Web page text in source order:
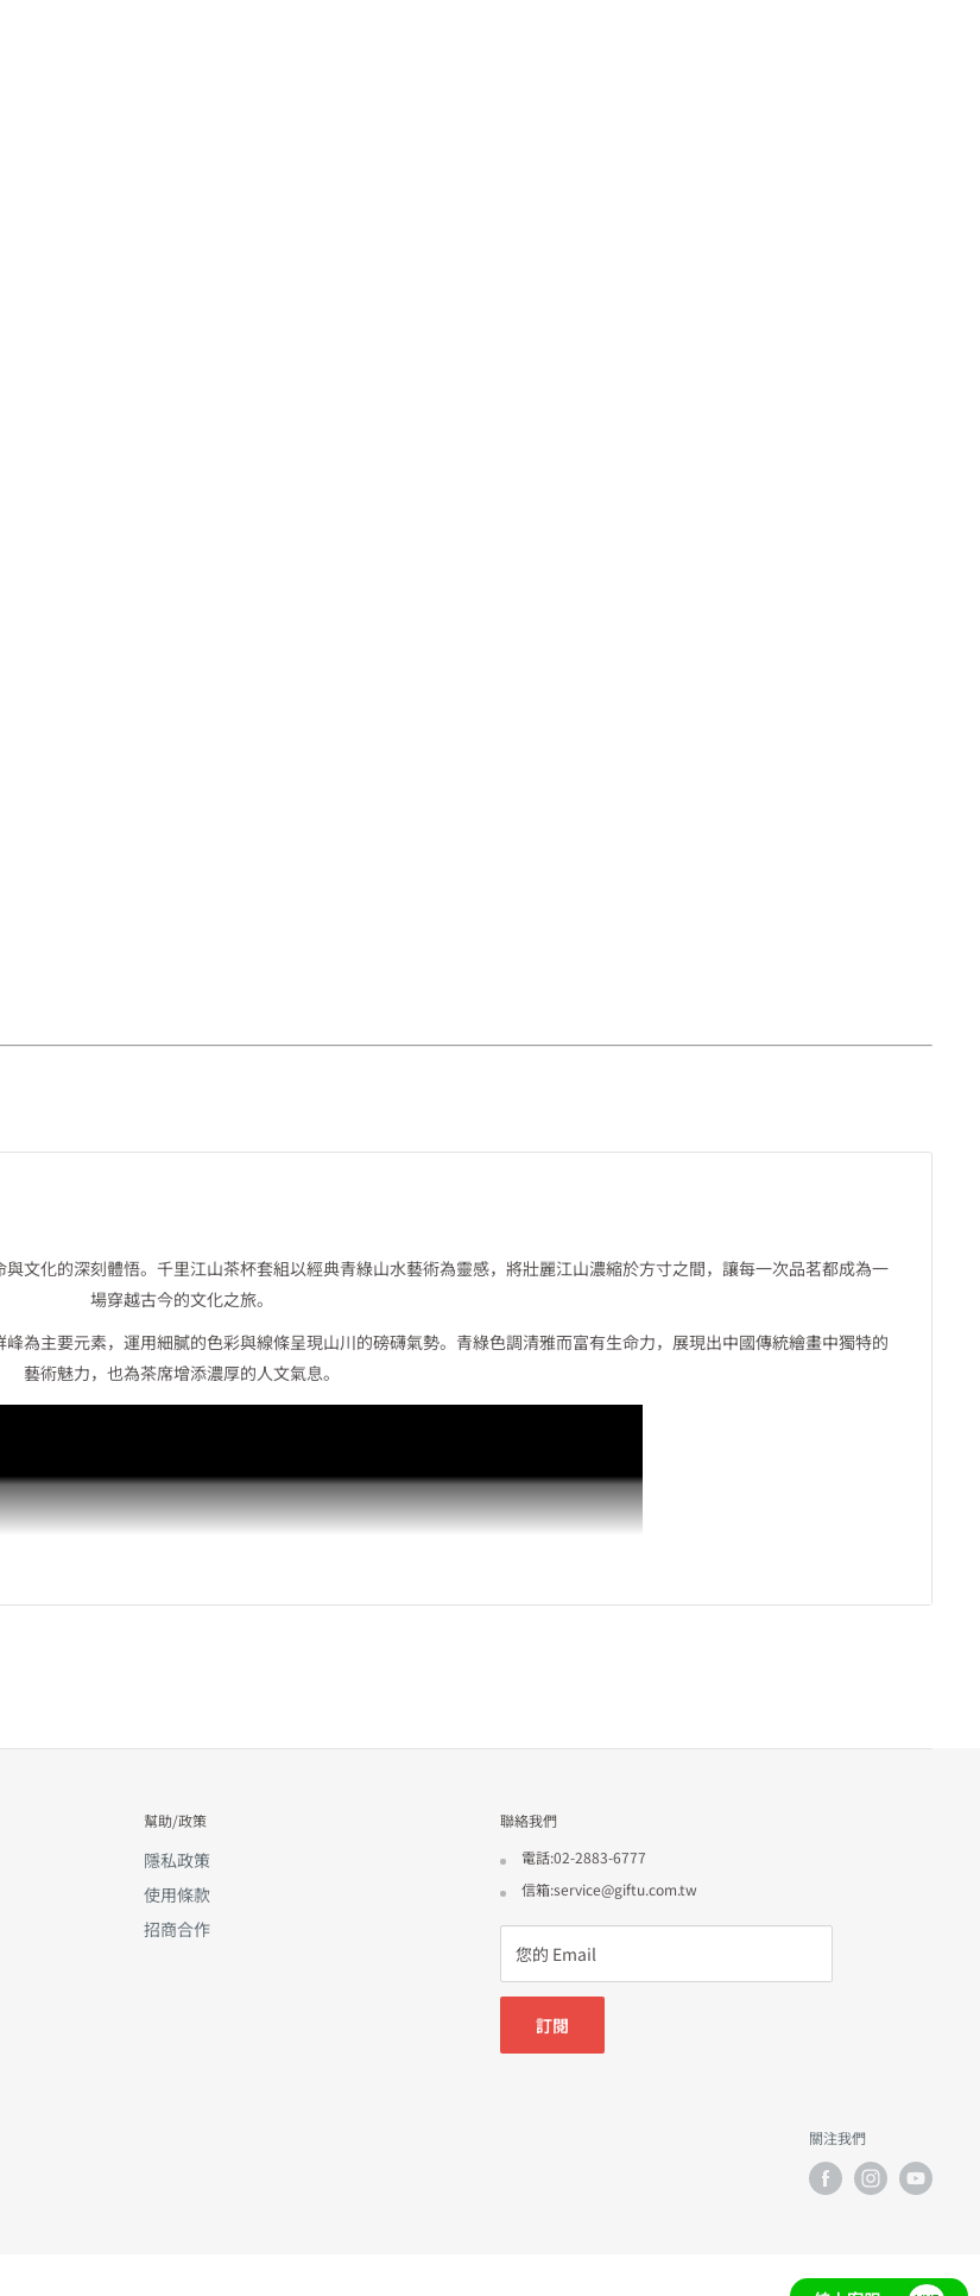
文化的深刻體悟。千里江山茶杯套組以經典青綠山水藝術為靈感，將壯麗江山濃縮於方寸之間，讓每一次品茗都成為一
場穿越古今的文化之旅。
為主要元素，運用細膩的色彩與線條呈現山川的磅礴氣勢。青綠色調清雅而富有生命力，展現出中國傳統繪畫中獨特的
藝術魅力，也為茶席增添濃厚的人文氣息。
幫助/政策
隱私政策
使用條款
招商合作
聯絡我們
電話:02-2883-6777
信箱:service@giftu.com.tw
您的 Email
訂閱
關注我們